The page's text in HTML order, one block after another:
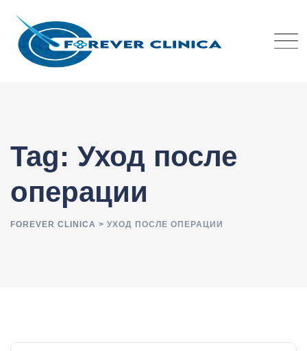
content
Tag: Уход после
операции
FOREVER CLINICA > УХОД ПОСЛЕ ОПЕРАЦИИ